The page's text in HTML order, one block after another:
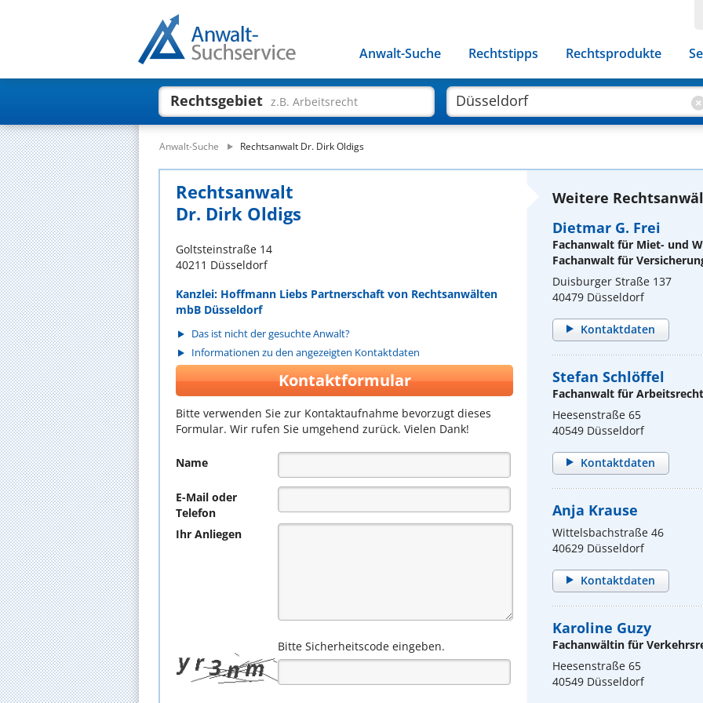
Anwalt-Suche Rechtstipps Rechtsprodukte
Rechtsgebiet z.B. Arbeitsrecht
Anwalt-Suche Rechtsanwalt Dr. Dirk Oldigs
Rechtsanwalt
Dr. Dirk Oldigs
Goltsteinstraße 14
40211 Düsseldorf
Kanzlei: Hoffmann Liebs Partnerschaft von Rechtsanwälten
mbB Düsseldorf
Das ist nicht der gesuchte Anwalt?
Informationen zu den angezeigten Kontaktdaten
Kontaktformular
Bitte verwenden Sie zur Kontaktaufnahme bevorzugt dieses
Formular. Wir rufen Sie umgehend zurück. Vielen Dank!
Name
E-Mail oder
Telefon
Ihr Anliegen
Bitte Sicherheitscode eingeben.
Weitere
Dietmar G. Frei
Fachanwalt für Miet- und
Fachanwalt für
Duisburger Straße 137
40479 Düsseldorf
Kontaktdaten
Stefan Schlöffel
Fachanwalt für Arbeitsrecht
Heesenstraße 65
40549 Düsseldorf
Kontaktdaten
Anja Krause
Wittelsbachstraße 46
40629 Düsseldorf
Kontaktdaten
Karoline Guzy
Fachanwältin für
Heesenstraße 65
40549 Düsseldorf